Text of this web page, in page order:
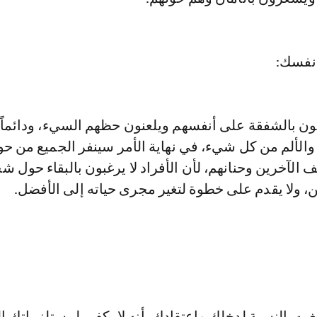
بالشفقة على أنفسهم ويلعنون حظهم السيء،
من كل شيء، في نهاية الأمر سينفر الجميع من
وحنانهم، لأن الأفراد لا يرغبون بالبقاء
ولا يقدم على خطوة لتغير مجرى حياته إلى الأفضل.